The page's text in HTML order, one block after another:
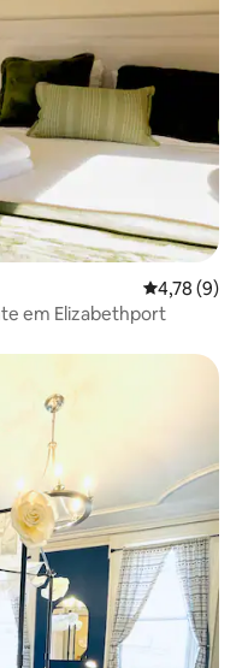
4,78 de
4,78 (9)
em Elizabethport